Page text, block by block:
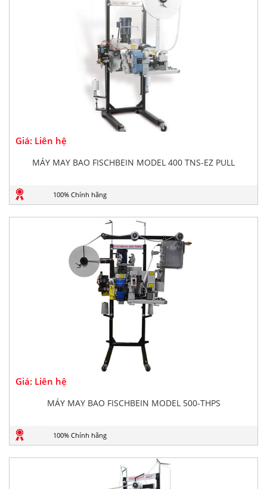
Giá: Liên hệ
MÁY MAY BAO FISCHBEIN MODEL 400 TNS-EZ PULL
100% Chính hãng
Giá: Liên hệ
MÁY MAY BAO FISCHBEIN MODEL 500-THPS
100% Chính hãng